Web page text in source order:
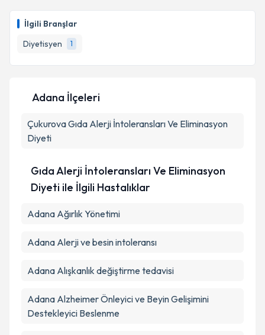
İlgili Branşlar
Diyetisyen
1
için bir takvim hazırlandığında e-posta ile
bilgilendireceğiz.
E-posta Adresiniz
Kişisel verilerimin işlenmesine ilişkinAydınlatma
Takvim Talebini Gönder
Adana İlçeleri
ÇukurovaGıda Alerji İntoleransları Ve Eliminasyon
Diyeti
Gıda Alerji İntoleransları Ve Eliminasyon
Diyeti ile İlgili Hastalıklar
Adana Ağırlık Yönetimi
Adana Alerji ve besin intoleransı
Adana Alışkanlık değiştirme tedavisi
Adana Alzheimer Önleyici ve Beyin Gelişimini
Destekleyici Beslenme